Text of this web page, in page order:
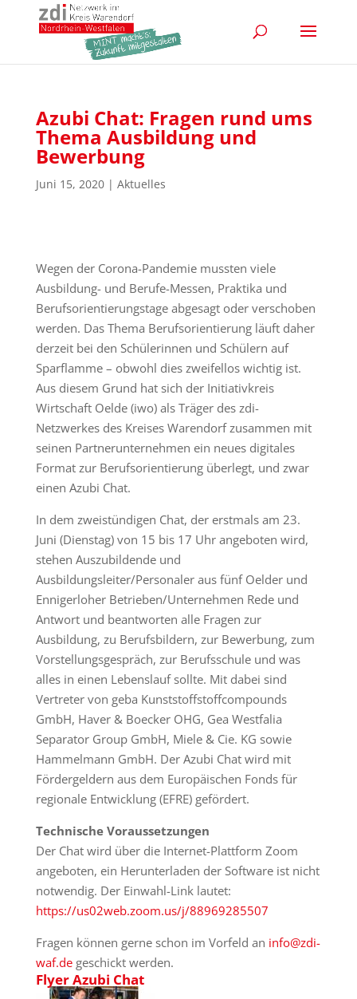
Azubi Chat: Fragen rund ums
Thema Ausbildung und
Bewerbung
Juni 15, 2020| Aktuelles
Wegen der Corona-Pandemie mussten viele
Ausbildung- und Berufe-Messen, Praktika und
Berufsorientierungstage abgesagt oder verschoben
werden. Das Thema Berufsorientierung läuft daher
derzeit bei den Schülerinnen und Schülern auf
Sparflamme – obwohl dies zweifellos wichtig ist.
Aus diesem Grund hat sich der Initiativkreis
Wirtschaft Oelde (iwo) als Träger des zdi-
Netzwerkes des Kreises Warendorf zusammen mit
seinen Partnerunternehmen ein neues digitales
Format zur Berufsorientierung überlegt, und zwar
einen Azubi Chat.
In dem zweistündigen Chat, der erstmals am 23.
Juni (Dienstag) von 15 bis 17 Uhr angeboten wird,
stehen Auszubildende und
Ausbildungsleiter/Personaler aus fünf Oelder und
Ennigerloher Betrieben/Unternehmen Rede und
Antwort und beantworten alle Fragen zur
Ausbildung, zu Berufsbildern, zur Bewerbung, zum
Vorstellungsgespräch, zur Berufsschule und was
alles in einen Lebenslauf sollte. Mit dabei sind
Vertreter von geba Kunststoffstoffcompounds
GmbH, Haver & Boecker OHG, Gea Westfalia
Separator Group GmbH, Miele & Cie. KG sowie
Hammelmann GmbH. Der Azubi Chat wird mit
Fördergeldern aus dem Europäischen Fonds für
regionale Entwicklung (EFRE) gefördert.
Technische Voraussetzungen
Der Chat wird über die Internet-Plattform Zoom
angeboten, ein Herunterladen der Software ist nicht
notwendig. Der Einwahl-Link lautet:
https://us02web.zoom.us/j/88969285507
Fragen können gerne schon im Vorfeld an info@zdi-
waf.degeschickt werden.
Flyer Azubi Chat